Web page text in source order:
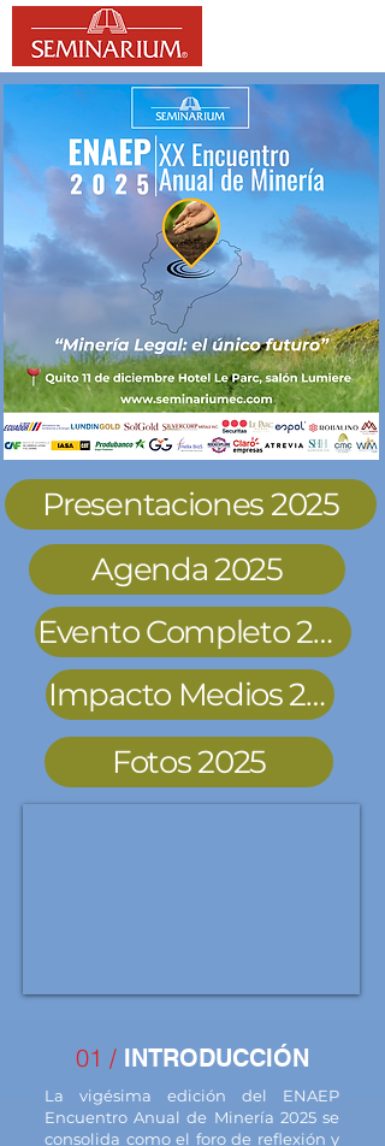
Presentaciones 2025
Agenda 2025
Evento Completo 2025
Impacto Medios 2025
Fotos 2025
01 / INTRODUCCIÓN
La vigésima edición del ENAEP
Encuentro Anual de Minería 2025 se
consolida como el foro de reflexión y